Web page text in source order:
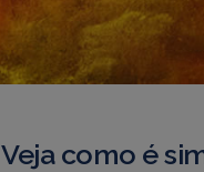
Veja como é